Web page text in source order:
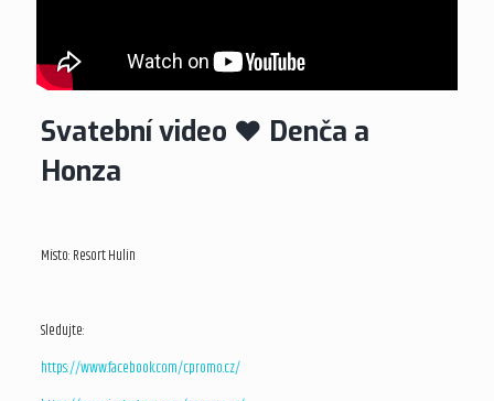
Svatební video ❤ Denča a
Honza
Místo: Resort Hulín
Sledujte:
https://www.facebook.com/cpromo.cz/